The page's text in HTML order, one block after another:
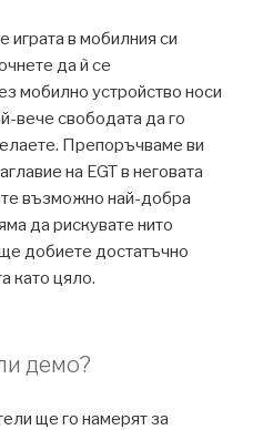
играта в мобилния си
да ѝ се
мобилно устройство носи
вече свободата да го
Препоръчваме ви
на EGT в неговата
възможно най-добра
да рискувате нито
добиете достатъчно
като цяло.
демо?
ще го намерят за